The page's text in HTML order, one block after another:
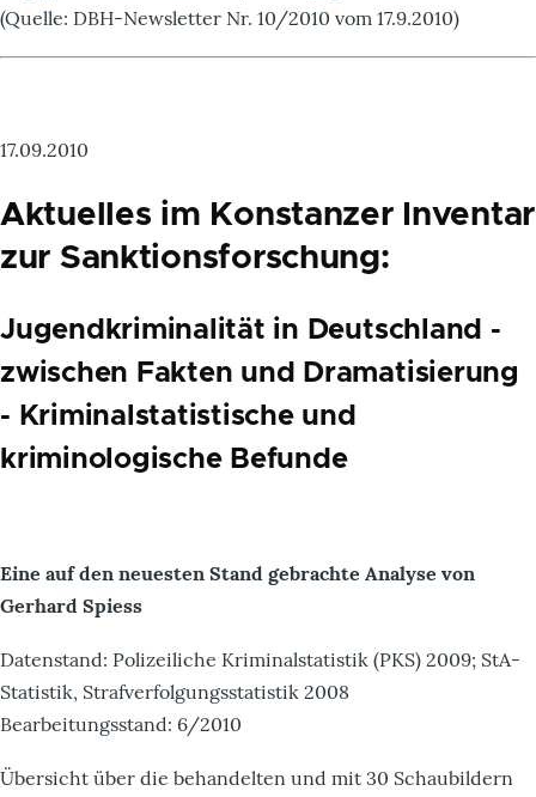
(Quelle: DBH-Newsletter Nr. 10/2010 vom 17.9.2010)
17.09.2010
Aktuelles im Konstanzer Inventar
zur Sanktionsforschung:
Jugendkriminalität in Deutschland -
zwischen Fakten und Dramatisierung
- Kriminalstatistische und
kriminologische Befunde
Eine auf den neuesten Stand gebrachte Analyse von
Gerhard Spiess
Datenstand: Polizeiliche Kriminalstatistik (PKS) 2009; StA-
Statistik, Strafverfolgungsstatistik 2008
Bearbeitungsstand: 6/2010
Übersicht über die behandelten und mit 30 Schaubildern